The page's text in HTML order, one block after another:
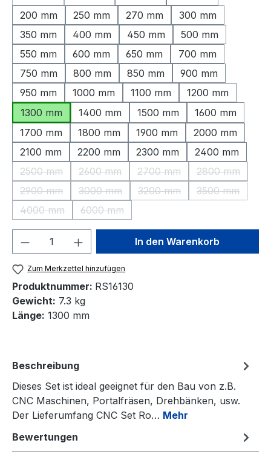
(Diese Option ist zurzeit nicht verfügbar.)
(Diese Option ist zurzeit nicht verfügbar.)
200 mm
250 mm 270 mm
300 mm
350 mm
400 mm 450 mm
500 mm
550 mm
600 mm 650 mm
700 mm
750 mm
800 mm 850 mm
900 mm
950 mm
1000 mm 1100 mm
1200 mm
1300 mm
1400 mm 1500 mm
1600 mm
1700 mm
1800 mm 1900 mm
2000 mm
2100 mm
2200 mm 2300 mm
2400 mm
2500 mm
(Diese Option ist zurzeit nicht verfügbar.)
2600 mm
(Diese Option ist zurzeit nicht verfügbar.)
2700 mm
(Diese Option ist zurzeit
2800 mm
(Diese
2900 mm
(Diese Option ist zurzeit nicht verfügbar.)
3000 mm
(Diese Option ist zurzeit nicht verfügbar.)
3200 mm
(Diese Option ist zurzeit
3500 mm
(Diese
4000 mm
(Diese Option ist zurzeit nicht verfügbar.)
6000 mm
(Diese Option ist zurzeit nicht verfügbar.)
Produkt Anzahl: Gib denIn den Warenkorb
Zum Merkzettel hinzufügen
Produktnummer: RS16130
Gewicht: 7.3 kg
Länge: 1300 mm
Beschreibung
Dieses Set ist ideal geeignet für den Bau von z.B.
CNC Maschinen, Portalfräsen, Drehbänken, usw.
Der Lieferumfang CNC Set Ro… Mehr
Bewertungen